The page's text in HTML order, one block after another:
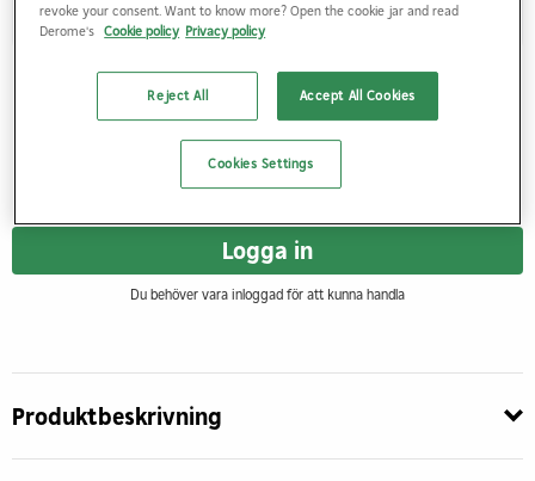
Visa saldo i butiker
Logga in
Du behöver vara inloggad för att kunna handla
Produktbeskrivning
revoke your consent. Want to know more? Open the cookie jar and read
Derome's Cookie policy Privacy policy
Reject All Accept All Cookies
Cookies Settings